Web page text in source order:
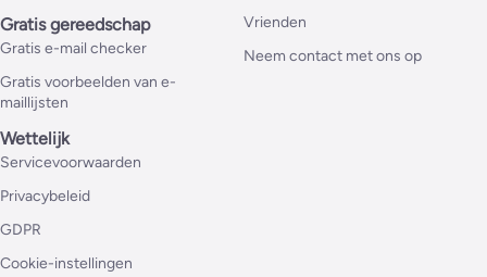
Gratis gereedschap
Gratis e-mail checker
Gratis voorbeelden van e-
maillijsten
Vrienden
Neem contact met ons op
Wettelijk
Servicevoorwaarden
Privacybeleid
GDPR
Cookie-instellingen